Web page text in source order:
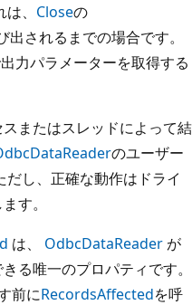
、 Closeの
出されるまでの場合です。
力パラメーターを取得する
またはスレッドによって結
のユーザー
し、正確な動作はドライ
す。
は、 OdbcDataReader が
る唯一のプロパティです。
前にRecordsAffectedを呼